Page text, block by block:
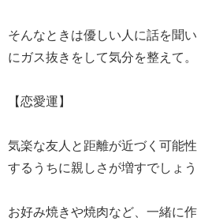
そんなときは優しい人に話を聞
にガス抜きをして気分を整えて。
【恋愛運】
気楽な友人と距離が近づく可能
するうちに親しさが増すでしょう
お好み焼きや焼肉など、一緒に